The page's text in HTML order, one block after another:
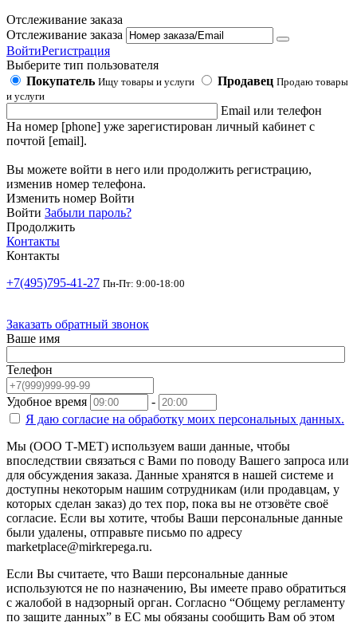
Отслеживание заказа
Отслеживание заказа
ВойтиРегистрация
Выберите тип пользователя
Покупатель Ищу товары и услуги Продавец Продаю товары
и услуги
Email или телефон
На номер [phone] уже зарегистирован личный кабинет с
почтой [email].
Вы можете войти в него или продолжить регистрацию,
изменив номер телефона.
Изменить номер Войти
Войти Забыли пароль?
Продолжить
Контакты
Контакты
+7(495)795-41-27 Пн-Пт: 9:00-18:00
Заказать обратный звонок
Ваше имя
Телефон
Удобное время
-
Я даю согласие на обработку моих персональных данных.
Мы (ООО Т-МЕТ) используем ваши данные, чтобы
впоследствии связаться с Вами по поводу Вашего запроса или
для обсуждения заказа. Данные хранятся в нашей системе и
доступны некоторым нашим сотрудникам (или продавцам, у
которых сделан заказ) до тех пор, пока вы не отзовёте своё
согласие. Если вы хотите, чтобы Ваши персональные данные
были удалены, отправьте письмо по адресу
marketplace@mirkrepega.ru.
Если Вы считаете, что Ваши персональные данные
используются не по назначению, Вы имеете право обратиться
с жалобой в надзорный орган. Согласно “Общему регламенту
по защите данных” в ЕС мы обязаны сообщить Вам об этом